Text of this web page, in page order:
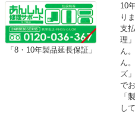
「8・10年製品延長保証」
10
り
支
理
ん
ん
ズ
で
「
し